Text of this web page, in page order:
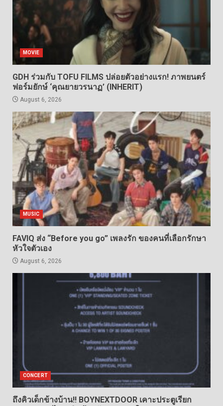
MOVIE
GDH ร่วมกับ TOFU FILMS ปล่อยตัวอย่างแรก! ภาพยนตร์
ฟอร์มยักษ์ ‘คุณยายวรนาฏ’ (INHERIT)
August 6, 2026
MUSIC
FAVIQ ส่ง “Before you go” เพลงรัก ของคนที่เลือกรักษา
หัวใจตัวเอง
August 6, 2026
CONCERT
ถึงคิวเด็กข้างบ้าน!! BOYNEXTDOOR เคาะประตูเรียก